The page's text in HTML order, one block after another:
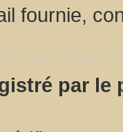
fournie,
par le